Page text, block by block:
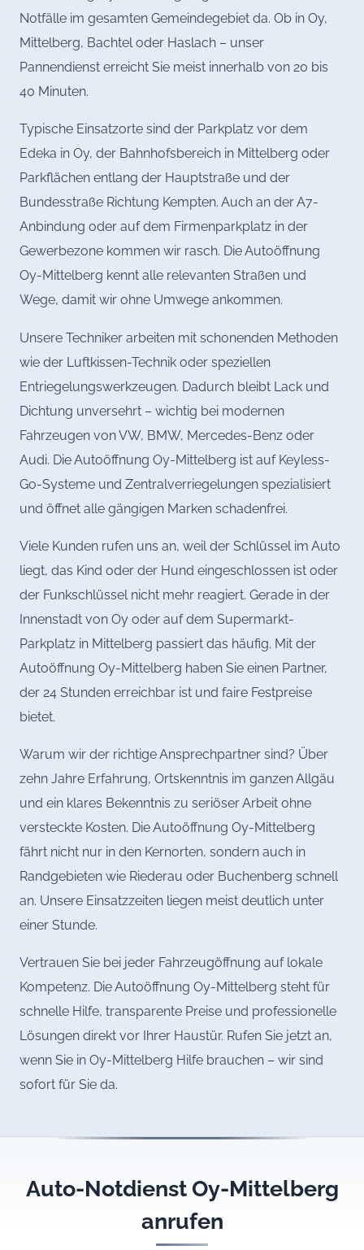
Notfälle im gesamten Gemeindegebiet da. Ob in Oy,
Mittelberg, Bachtel oder Haslach – unser
Pannendienst erreicht Sie meist innerhalb von 20 bis
40 Minuten.
Typische Einsatzorte sind der Parkplatz vor dem
Edeka in Oy, der Bahnhofsbereich in Mittelberg oder
Parkflächen entlang der Hauptstraße und der
Bundesstraße Richtung Kempten. Auch an der A7-
Anbindung oder auf dem Firmenparkplatz in der
Gewerbezone kommen wir rasch. Die Autoöffnung
Oy-Mittelberg kennt alle relevanten Straßen und
Wege, damit wir ohne Umwege ankommen.
Unsere Techniker arbeiten mit schonenden Methoden
wie der Luftkissen-Technik oder speziellen
Entriegelungswerkzeugen. Dadurch bleibt Lack und
Dichtung unversehrt – wichtig bei modernen
Fahrzeugen von VW, BMW, Mercedes-Benz oder
Audi. Die Autoöffnung Oy-Mittelberg ist auf Keyless-
Go-Systeme und Zentralverriegelungen spezialisiert
und öffnet alle gängigen Marken schadenfrei.
Viele Kunden rufen uns an, weil der Schlüssel im Auto
liegt, das Kind oder der Hund eingeschlossen ist oder
der Funkschlüssel nicht mehr reagiert. Gerade in der
Innenstadt von Oy oder auf dem Supermarkt-
Parkplatz in Mittelberg passiert das häufig. Mit der
Autoöffnung Oy-Mittelberg haben Sie einen Partner,
der 24 Stunden erreichbar ist und faire Festpreise
bietet.
Warum wir der richtige Ansprechpartner sind? Über
zehn Jahre Erfahrung, Ortskenntnis im ganzen Allgäu
und ein klares Bekenntnis zu seriöser Arbeit ohne
versteckte Kosten. Die Autoöffnung Oy-Mittelberg
fährt nicht nur in den Kernorten, sondern auch in
Randgebieten wie Riederau oder Buchenberg schnell
an. Unsere Einsatzzeiten liegen meist deutlich unter
einer Stunde.
Vertrauen Sie bei jeder Fahrzeugöffnung auf lokale
Kompetenz. Die Autoöffnung Oy-Mittelberg steht für
schnelle Hilfe, transparente Preise und professionelle
Lösungen direkt vor Ihrer Haustür. Rufen Sie jetzt an,
wenn Sie in Oy-Mittelberg Hilfe brauchen – wir sind
sofort für Sie da.
Auto-Notdienst Oy-Mittelberg
anrufen